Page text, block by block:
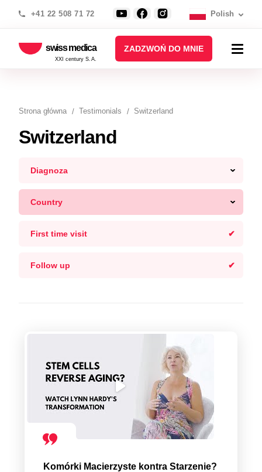
+41 22 508 71 72 Polish
swiss medica
XXI century S.A.
ZADZWOŃ DO MNIE
Strona główna Testimonials Switzerland
Switzerland
Diagnoza
Country
First time visit
Follow up
Komórki Macierzyste kontra Starzenie?